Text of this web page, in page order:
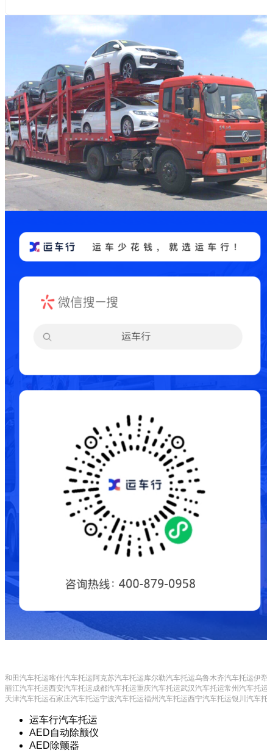
和田汽车托运喀什汽车托运阿克苏汽车托运库尔勒汽车托运乌鲁木齐汽车托运伊
丽江汽车托运西安汽车托运成都汽车托运重庆汽车托运武汉汽车托运常州汽车托运
天津汽车托运石家庄汽车托运宁波汽车托运福州汽车托运西宁汽车托运银川汽车
运车行汽车托运
AED自动除颤仪
AED除颤器